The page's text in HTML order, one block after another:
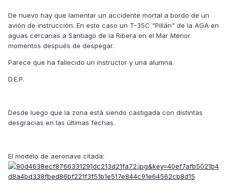
De nuevo hay que lamentar un accidente mortal a bordo de un
avión de instrucción. En este caso un T-35C "Pillán" de la AGA en
aguas cercanas a Santiago de la Ribera en el Mar Menor
momentos después de despegar.
Parece que ha fallecido un instructor y una alumna.
D.E.P.
Desde luego que la zona está siendo castigada con distintas
desgracias en las últimas fechas.
El modelo de aeronave citada: